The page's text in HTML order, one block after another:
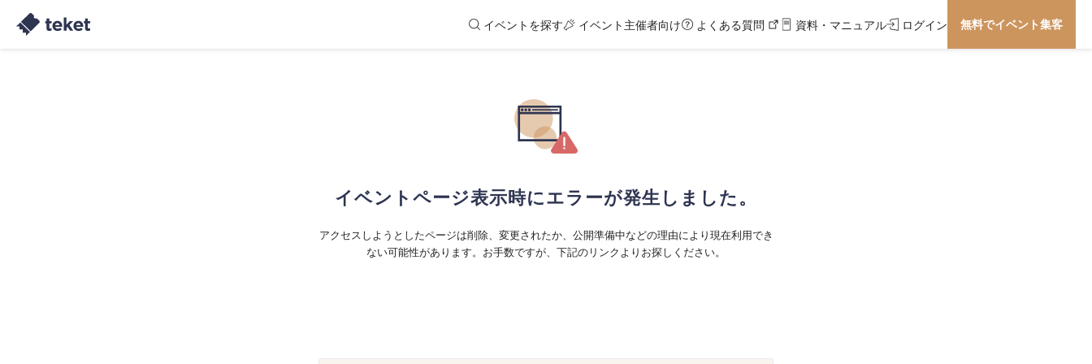
イベントを探す イベント主催者向け よくある質問 資料・マニュアル ログイン 無料でイベント集客
イベントページ表示時にエラーが発生しました。
アクセスしようとしたページは削除、変更されたか、公開準備中などの理由により現在利用でき
ない可能性があります。お手数ですが、下記のリンクよりお探しください。